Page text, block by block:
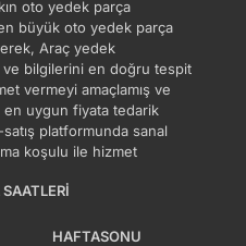
Radyatör Fan Motoru
Radyatör Su Hortumu
oto yedek parça
büyük oto yedek parça
Araç yedek
ve bilgilerini en doğru tespit
vermeyi amaçlamış ve
uygun fiyata tedarik
platformunda sanal
koşulu ile hizmet
HAFTASONU